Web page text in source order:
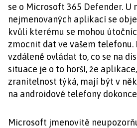
se o Microsoft 365 Defender. U
nejmenovaných aplikací se
kvůli kterému se mohou
zmocnit dat ve vašem telefonu.
vzdáleně ovládat to, co se na
situace je o to horší, že
zranitelnost týká, mají být v
na androidové telefony
Microsoft jmenovitě